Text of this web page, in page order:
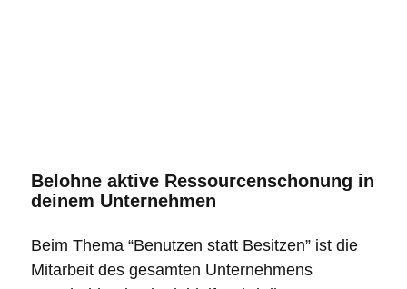
Belohne aktive Ressourcenschonung in
deinem Unternehmen
Beim Thema “Benutzen statt Besitzen” ist die
Mitarbeit des gesamten Unternehmens